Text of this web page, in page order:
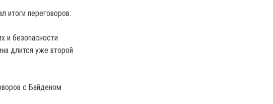
итоги переговоров:
и безопасности
длится уже второй